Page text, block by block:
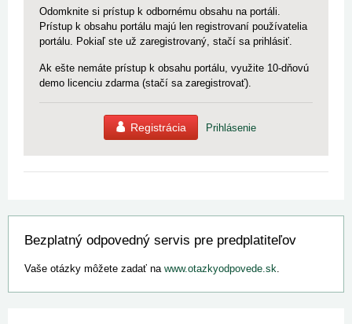
Odomknite si prístup k odbornému obsahu na portáli.
Prístup k obsahu portálu majú len registrovaní používatelia
portálu. Pokiaľ ste už zaregistrovaný, stačí sa prihlásiť.
Ak ešte nemáte prístup k obsahu portálu, využite 10-dňovú
demo licenciu zdarma (stačí sa zaregistrovať).
Registrácia Prihlásenie
Bezplatný odpovedný servis pre predplatiteľov
Vaše otázky môžete zadať na www.otazkyodpovede.sk.